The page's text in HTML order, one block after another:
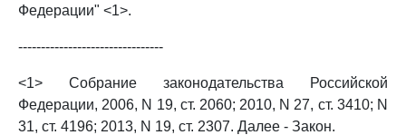
Федерации" <1>.
--------------------------------
<1> Собрание законодательства Российской
Федерации, 2006, N 19, ст. 2060; 2010, N 27, ст. 3410; N
31, ст. 4196; 2013, N 19, ст. 2307. Далее - Закон.